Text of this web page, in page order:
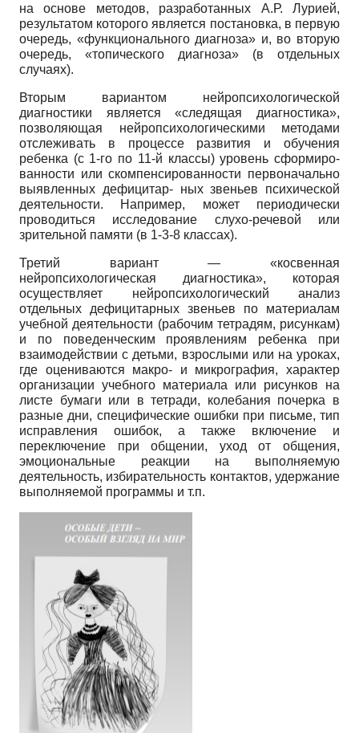
на основе методов, разработанных А.Р. Лурией,
результатом которого является постановка, в первую
очередь, «функционального диагноза» и, во вторую
очередь, «топиче­ского диагноза» (в отдельных
случаях).
Вторым вариантом нейропсихологической
диагностики является «следящая диагностика»,
позволяющая нейропсихологическими методами
отслеживать в процессе развития и обучения
ребенка (с 1-го по 11-й классы) уровень сформиро-
ванности или скомпенсированности первоначально
выявленных дефицитар- ных звеньев психической
деятельности. Например, может периодически
проводиться исследование слухо-речевой или
зрительной памяти (в 1-3-8 классах).
Третий вариант — «косвенная
нейропсихологическая диагностика», которая
осуществляет нейропсихологический анализ
отдельных дефицитарных звеньев по материалам
учебной деятельности (рабочим тетрадям, рисункам)
и по поведенческим проявлениям ребенка при
взаимодействии с детьми, взрослыми или на уроках,
где оцениваются макро- и микро­графия, характер
организации учебного материала или рисунков на
листе бумаги или в тетради, колебания почерка в
разные дни, специфические ошибки при письме, тип
исправления ошибок, а также включение и
переключение при общении, уход от общения,
эмоциональные реакции на выполняемую
деятельность, избирательность контактов, удержание
выполняемой программы и т.п.